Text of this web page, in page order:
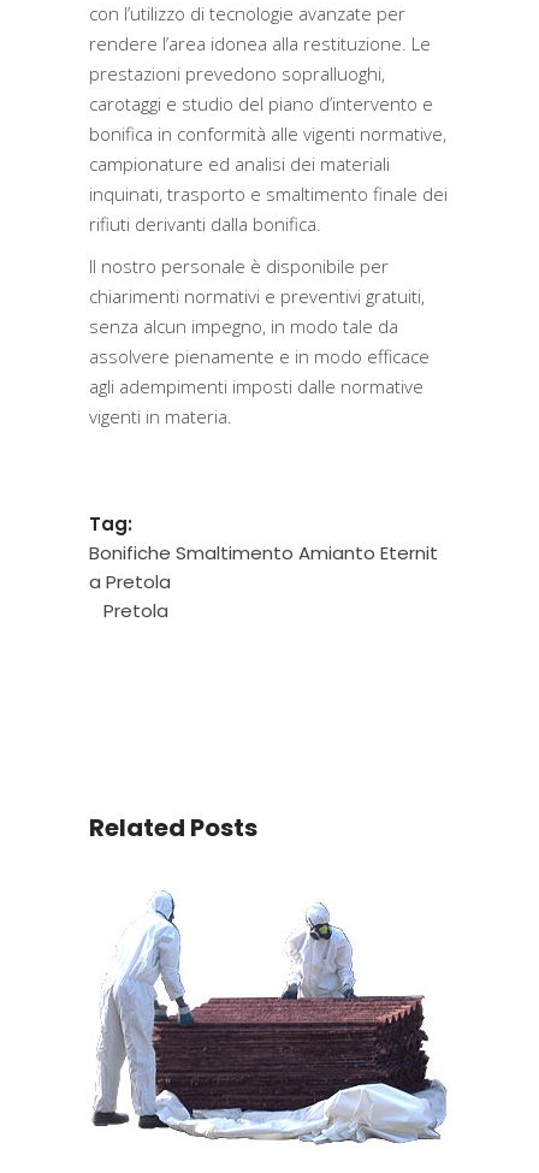
con l’utilizzo di tecnologie avanzate per
rendere l’area idonea alla restituzione. Le
prestazioni prevedono sopralluoghi,
carotaggi e studio del piano d’intervento e
bonifica in conformità alle vigenti normative,
campionature ed analisi dei materiali
inquinati, trasporto e smaltimento finale dei
rifiuti derivanti dalla bonifica.
Il nostro personale è disponibile per
chiarimenti normativi e preventivi gratuiti,
senza alcun impegno, in modo tale da
assolvere pienamente e in modo efficace
agli adempimenti imposti dalle normative
vigenti in materia.
Tag:
Bonifiche Smaltimento Amianto Eternit
a Pretola
Pretola
Related Posts